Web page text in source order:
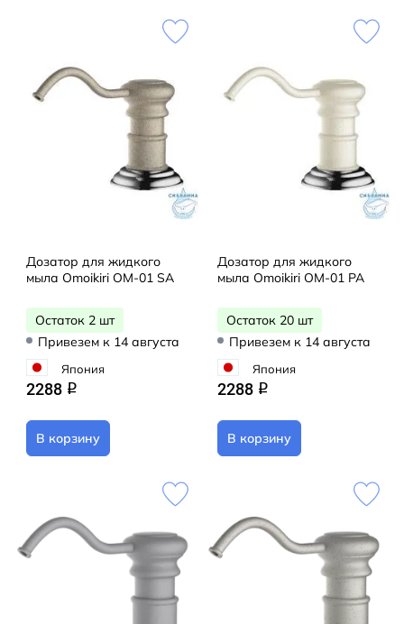
Дозатор для жидкого
мыла Omoikiri OM-01 SA
Остаток 2 шт
Привезем к 14 августа
Япония
2288 q
В корзину
Дозатор для жидкого
мыла Omoikiri OM-01 PA
Остаток 20 шт
Привезем к 14 августа
Япония
2288 q
В корзину